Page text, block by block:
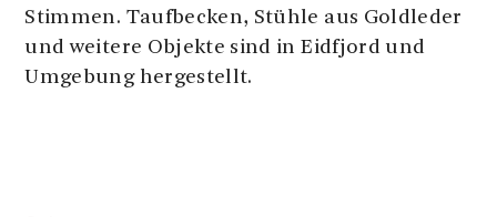
Stimmen. Taufbecken, Stühle aus Goldleder
und weitere Objekte sind in Eidfjord und
Umgebung hergestellt.